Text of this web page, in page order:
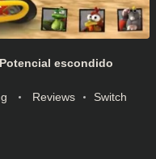
escondido
Reviews Switch